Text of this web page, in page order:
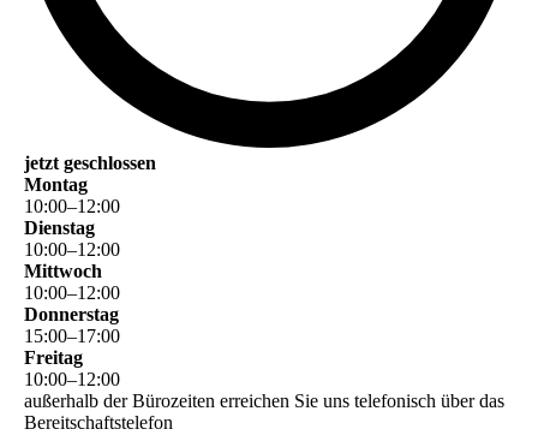
jetzt geschlossen
Montag
10:00–12:00
Dienstag
10:00–12:00
Mittwoch
10:00–12:00
Donnerstag
15:00–17:00
Freitag
10:00–12:00
außerhalb der Bürozeiten erreichen Sie uns telefonisch über das
Bereitschaftstelefon